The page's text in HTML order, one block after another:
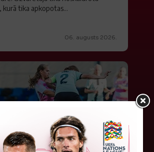
kurā tika apkopotas...
06. augusts 2026.